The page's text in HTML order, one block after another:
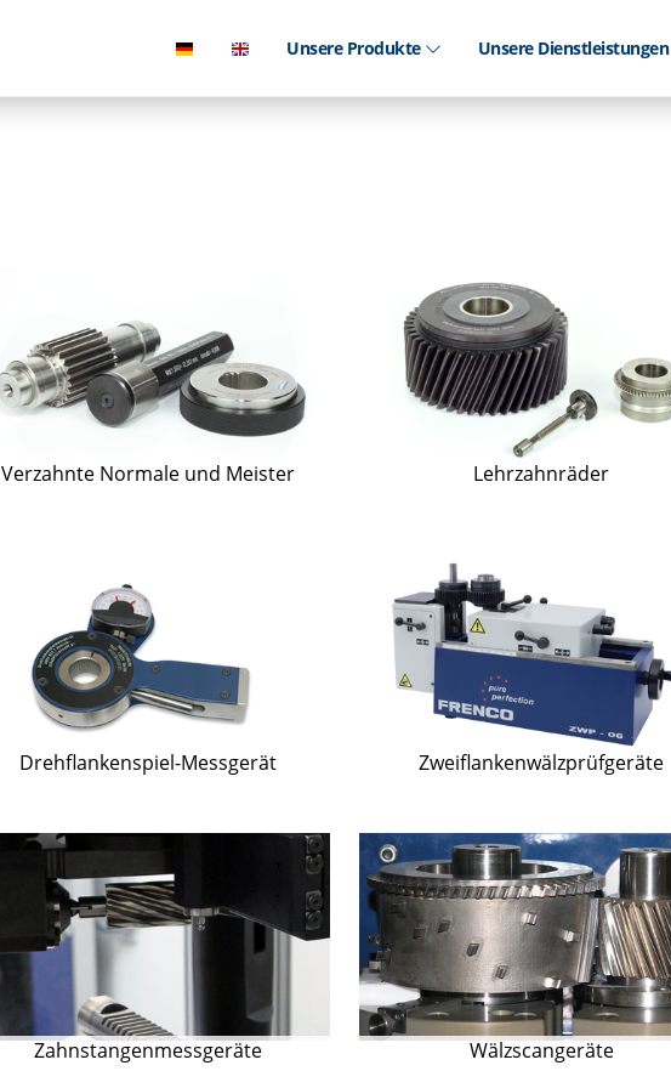
Unsere Produkte Unsere Dienstleistungen
Verzahnte Normale und Meister Lehrzahnräder
Drehflankenspiel-Messgerät Zweiflankenwälzprüfgeräte
Zahnstangenmessgeräte Wälzscangeräte